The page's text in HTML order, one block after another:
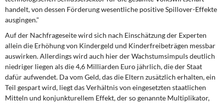
handelt, von dessen Förderung wesentliche positive Spillover-Effekte
ausgingen."
Auf der Nachfrageseite wird sich nach Einschätzung der Experten
allein die Erhöhung von Kindergeld und Kinderfreibeträgen messbar
auswirken. Allerdings wird auch hier der Wachstumsimpuls deutlich
niedriger liegen als die 4,6 Milliarden Euro jährlich, die der Staat
dafür aufwendet. Da vom Geld, das die Eltern zusätzlich erhalten, ein
Teil gespart wird, liegt das Verhältnis von eingesetzten staatlichen
Mitteln und konjunkturellem Effekt, der so genannte Multiplikator,